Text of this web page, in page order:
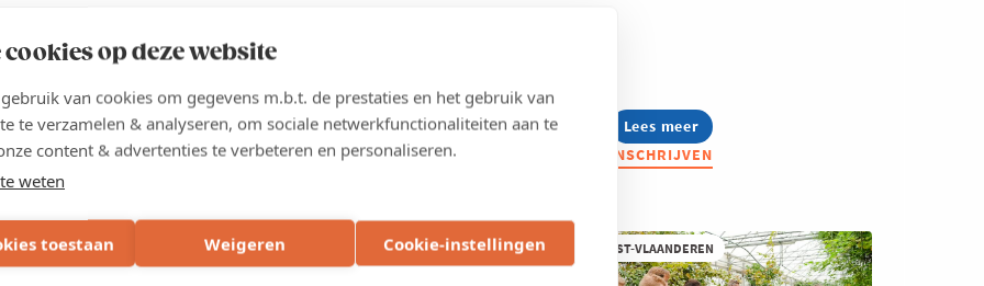
cookies op deze website
van cookies om gegevens m.b.t. de prestaties en het gebruik van
te verzamelen & analyseren, om sociale netwerkfunctionaliteiten aan te
content & advertenties te verbeteren en personaliseren.
weten
toestaan Weigeren Cookie-instellingen
Vlaanderen.
meer Lees meer
about
Infosessie:
Talentmissie
INSCHRIJVEN
Lees meer
about
Voka
Ladies:
Outdoor
Living
INSCHRIJVEN
WEST-VLAANDEREN WEST-VLAANDEREN